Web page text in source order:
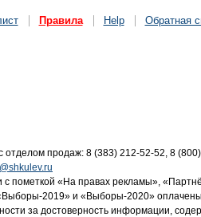
Правила Help Обратная
отделом продаж: 8 (383) 212-52-52, 8
с пометкой «На правах рекламы»,
2019» и «Выборы-2020»
за достоверность информации,